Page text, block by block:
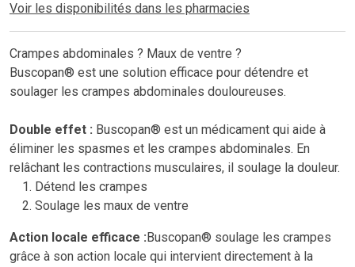
Voir les disponibilités dans les pharmacies
Crampes abdominales ? Maux de ventre ?
Buscopan® est une solution efficace pour détendre et
soulager les crampes abdominales douloureuses.
Double effet : Buscopan® est un médicament qui aide à
éliminer les spasmes et les crampes abdominales. En
relâchant les contractions musculaires, il soulage la douleur.
Détend les crampes
Soulage les maux de ventre
Action locale efficace : Buscopan® soulage les crampes
grâce à son action locale qui intervient directement à la